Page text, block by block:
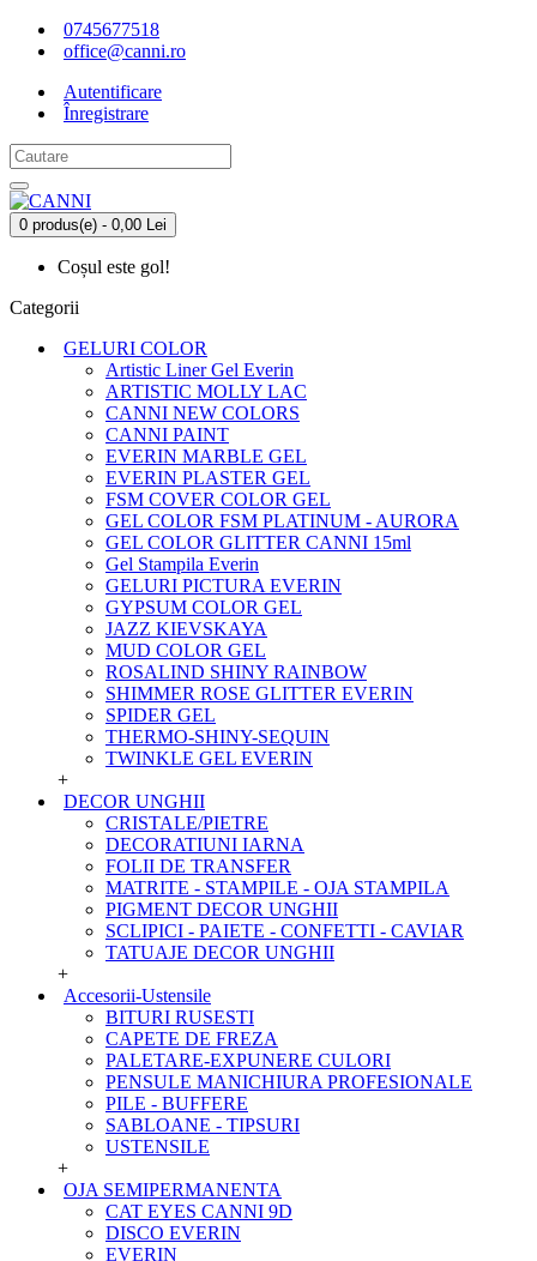
0745677518
office@canni.ro
Autentificare
Înregistrare
0 produs(e) - 0,00 Lei
Coșul este gol!
Categorii
GELURI COLOR
Artistic Liner Gel Everin
ARTISTIC MOLLY LAC
CANNI NEW COLORS
CANNI PAINT
EVERIN MARBLE GEL
EVERIN PLASTER GEL
FSM COVER COLOR GEL
GEL COLOR FSM PLATINUM - AURORA
GEL COLOR GLITTER CANNI 15ml
Gel Stampila Everin
GELURI PICTURA EVERIN
GYPSUM COLOR GEL
JAZZ KIEVSKAYA
MUD COLOR GEL
ROSALIND SHINY RAINBOW
SHIMMER ROSE GLITTER EVERIN
SPIDER GEL
THERMO-SHINY-SEQUIN
TWINKLE GEL EVERIN
+
DECOR UNGHII
CRISTALE/PIETRE
DECORATIUNI IARNA
FOLII DE TRANSFER
MATRITE - STAMPILE - OJA STAMPILA
PIGMENT DECOR UNGHII
SCLIPICI - PAIETE - CONFETTI - CAVIAR
TATUAJE DECOR UNGHII
+
Accesorii-Ustensile
BITURI RUSESTI
CAPETE DE FREZA
PALETARE-EXPUNERE CULORI
PENSULE MANICHIURA PROFESIONALE
PILE - BUFFERE
SABLOANE - TIPSURI
USTENSILE
+
OJA SEMIPERMANENTA
CAT EYES CANNI 9D
DISCO EVERIN
EVERIN